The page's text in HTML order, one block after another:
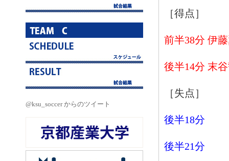
@ksu_soccer からのツイート
［得点］
前半38分 伊
後半14分 末
［失点］
後半18分
後半21分